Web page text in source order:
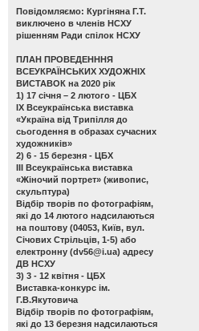
Повідомляємо: Кургіняна Г.Т.
виключено в членів НСХУ
рішенням Ради спілок НСХУ
ПЛАН ПРОВЕДЕНННЯ
ВСЕУКРАЇНСЬКИХ ХУДОЖНІХ
ВИСТАВОК на 2020 рік
1) 17 січня – 2 лютого - ЦБХ
ІХ Всеукраїнська виставка
«Україна від Трипілля до
сьогодення в образах сучасних
художників»
2) 6 - 15 березня - ЦБХ
ІІІ Всеукраїнська виставка
«Жіночий портрет» (живопис,
скульптура)
Відбір творів по фотографіям,
які до 14 лютого надсилаються
на поштову (04053, Київ, вул.
Січових Стрільців, 1-5) або
електронну (dv56@i.ua) адресу
ДВ НСХУ
3) 3 - 12 квітня - ЦБХ
Виставка-конкурс ім.
Г.В.Якутовича
Відбір творів по фотографіям,
які до 13 березня надсилаються